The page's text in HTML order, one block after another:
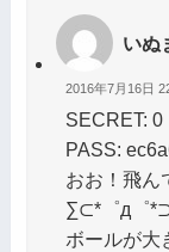
いぬ
2016年7月16日
SECRET: 0
PASS:
おお！飛ん
∑⊂*゜д゜*⊃
ボールが大